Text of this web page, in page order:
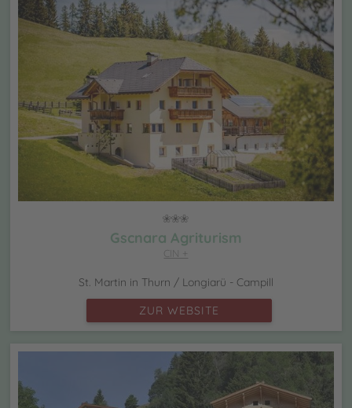
Gscnara Agriturism
CIN +
St. Martin in Thurn / Longiarü - Campill
ZUR WEBSITE